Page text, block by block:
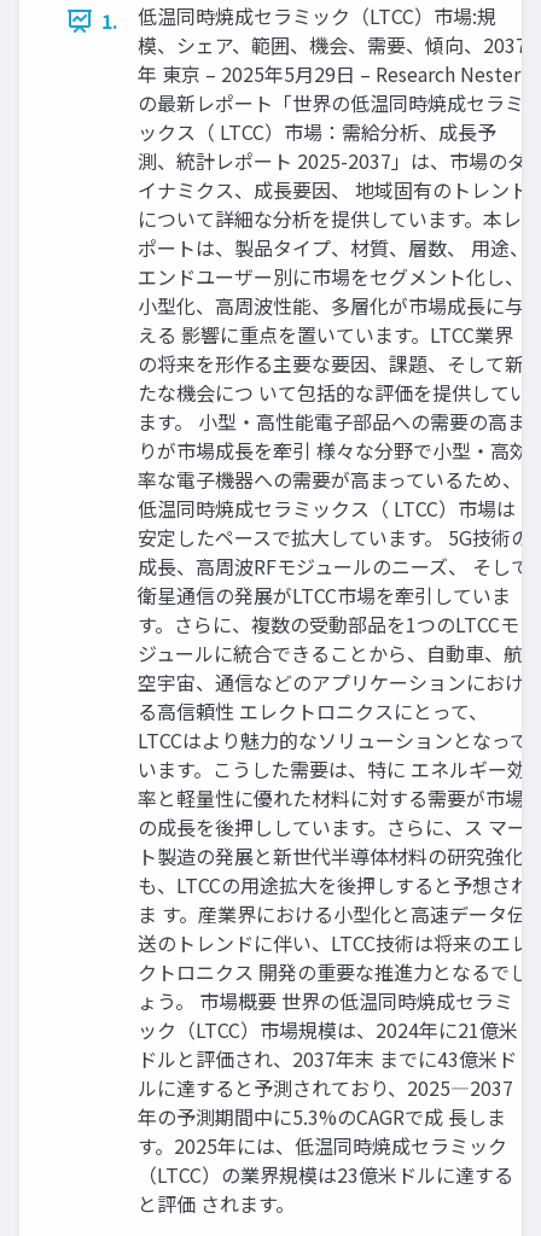
1.
低温同時焼成セラミック（LTCC）市場:規
模、シェア、範囲、機会、需要、傾向、2037
年 東京 – 2025年5月29日 – Research Nester
の最新レポート「世界の低温同時焼成セラミ
ックス（ LTCC）市場：需給分析、成長予
測、統計レポート 2025-2037」は、市場のダ
イナミクス、成長要因、 地域固有のトレンド
について詳細な分析を提供しています。本レ
ポートは、製品タイプ、材質、層数、 用途、
エンドユーザー別に市場をセグメント化し、
小型化、高周波性能、多層化が市場成長に与
える 影響に重点を置いています。LTCC業界
の将来を形作る主要な要因、課題、そして新
たな機会につ いて包括的な評価を提供してい
ます。 小型・高性能電子部品への需要の高ま
りが市場成長を牽引 様々な分野で小型・高効
率な電子機器への需要が高まっているため、
低温同時焼成セラミックス（ LTCC）市場は
安定したペースで拡大しています。 5G技術の
成長、高周波RFモジュールのニーズ、 そして
衛星通信の発展がLTCC市場を牽引していま
す。さらに、複数の受動部品を1つのLTCCモ
ジュールに統合できることから、自動車、航
空宇宙、通信などのアプリケーションにおけ
る高信頼性 エレクトロニクスにとって、
LTCCはより魅力的なソリューションとなって
います。こうした需要は、特に エネルギー効
率と軽量性に優れた材料に対する需要が市場
の成長を後押ししています。さらに、ス マー
ト製造の発展と新世代半導体材料の研究強化
も、LTCCの用途拡大を後押しすると予想され
ま す。産業界における小型化と高速データ伝
送のトレンドに伴い、LTCC技術は将来のエレ
クトロニクス 開発の重要な推進力となるでし
ょう。 市場概要 世界の低温同時焼成セラミ
ック（LTCC）市場規模は、2024年に21億米
ドルと評価され、2037年末 までに43億米ド
ルに達すると予測されており、2025―2037
年の予測期間中に5.3%のCAGRで成 長しま
す。2025年には、低温同時焼成セラミック
（LTCC）の業界規模は23億米ドルに達する
と評価 されます。